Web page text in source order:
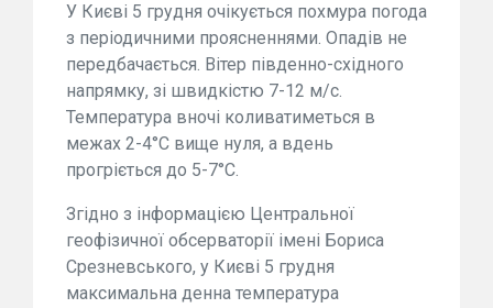
У Києві 5 грудня очікується похмура погода
з періодичними проясненнями. Опадів не
передбачається. Вітер південно-східного
напрямку, зі швидкістю 7-12 м/с.
Температура вночі коливатиметься в
межах 2-4°С вище нуля, а вдень
прогріється до 5-7°С.
Згідно з інформацією Центральної
геофізичної обсерваторії імені Бориса
Срезневського, у Києві 5 грудня
максимальна денна температура